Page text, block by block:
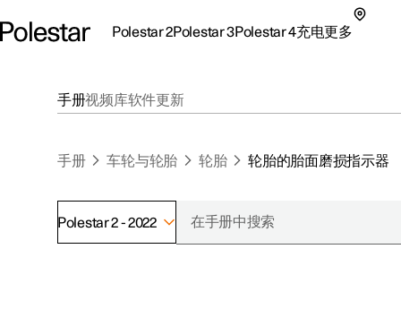
Polestar 2Polestar 3Polestar 4充电更多
手册视频库软件更新
手册 车轮与轮胎 轮胎 轮胎的胎面磨损指示器
Polestar 2 - 2022